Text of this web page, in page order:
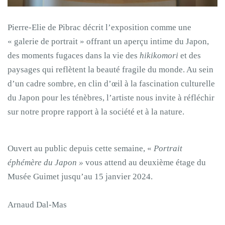
Pierre-Elie de Pibrac décrit l’exposition comme une
« galerie de portrait » offrant un aperçu intime du Japon,
des moments fugaces dans la vie des hikikomori et des
paysages qui reflètent la beauté fragile du monde. Au sein
d’un cadre sombre, en clin d’œil à la fascination culturelle
du Japon pour les ténèbres, l’artiste nous invite à réfléchir
sur notre propre rapport à la société et à la nature.
Ouvert au public depuis cette semaine, « Portrait
éphémère du Japon » vous attend au deuxième étage du
Musée Guimet jusqu’au 15 janvier 2024.
Arnaud Dal-Mas